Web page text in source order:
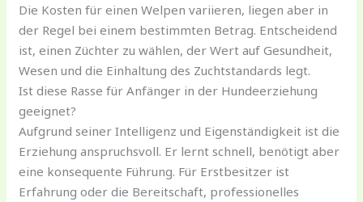
Die Kosten für einen Welpen variieren, liegen aber in
der Regel bei einem bestimmten Betrag. Entscheidend
ist, einen Züchter zu wählen, der Wert auf Gesundheit,
Wesen und die Einhaltung des Zuchtstandards legt.
Ist diese Rasse für Anfänger in der Hundeerziehung
geeignet?
Aufgrund seiner Intelligenz und Eigenständigkeit ist die
Erziehung anspruchsvoll. Er lernt schnell, benötigt aber
eine konsequente Führung. Für Erstbesitzer ist
Erfahrung oder die Bereitschaft, professionelles